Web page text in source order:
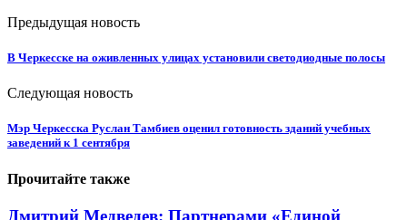
Предыдущая новость
В Черкесске на оживленных улицах установили светодиодные полосы
Следующая новость
Мэр Черкесска Руслан Тамбиев оценил готовность зданий учебных
заведений к 1 сентября
Прочитайте также
Дмитрий Медведев: Партнерами «Единой